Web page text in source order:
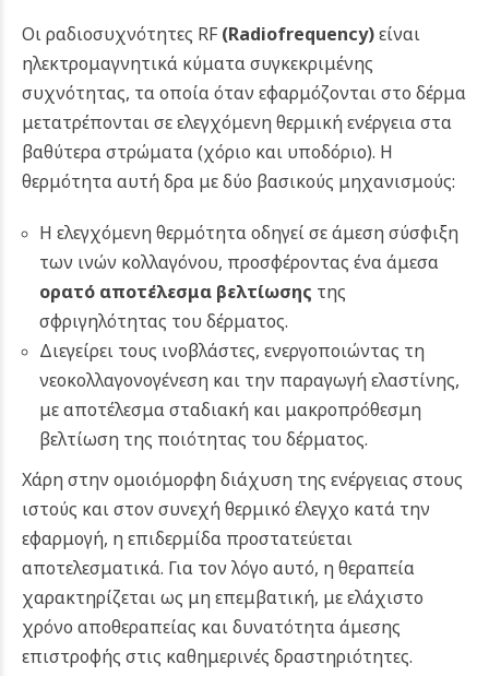
Οι ραδιοσυχνότητες RF (Radiofrequency)είναι
ηλεκτρομαγνητικά κύματα συγκεκριμένης
συχνότητας, τα οποία όταν εφαρμόζονται στο δέρμα
μετατρέπονται σε ελεγχόμενη θερμική ενέργεια στα
βαθύτερα στρώματα (χόριο και υποδόριο). Η
θερμότητα αυτή δρα με δύο βασικούς μηχανισμούς:
Η ελεγχόμενη θερμότητα οδηγεί σε άμεση σύσφιξη
των ινών κολλαγόνου, προσφέροντας ένα άμεσα
ορατό αποτέλεσμα βελτίωσης της
σφριγηλότητας του δέρματος.
Διεγείρει τους ινοβλάστες, ενεργοποιώντας τη
νεοκολλαγονογένεση και την παραγωγή ελαστίνης,
με αποτέλεσμα σταδιακή και μακροπρόθεσμη
βελτίωση της ποιότητας του δέρματος.
Χάρη στην ομοιόμορφη διάχυση της ενέργειας στους
ιστούς και στον συνεχή θερμικό έλεγχο κατά την
εφαρμογή, η επιδερμίδα προστατεύεται
αποτελεσματικά. Για τον λόγο αυτό, η θεραπεία
χαρακτηρίζεται ως μη επεμβατική, με ελάχιστο
χρόνο αποθεραπείας και δυνατότητα άμεσης
επιστροφής στις καθημερινές δραστηριότητες.